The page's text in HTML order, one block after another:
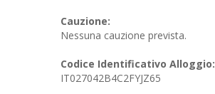
Cauzione:
Nessuna cauzione prevista.
Codice Identificativo Alloggio:
IT027042B4C2FYJZ65